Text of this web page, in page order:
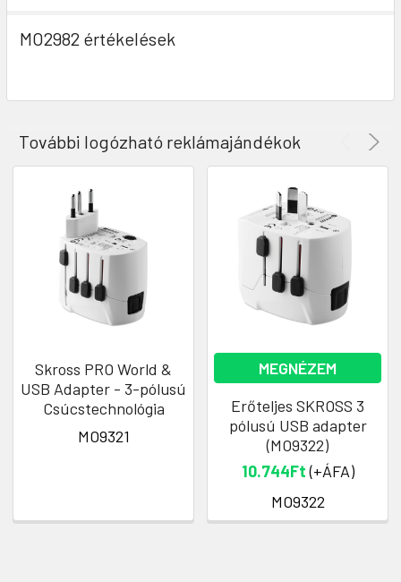
MO2982 értékelések
További logózható reklámajándékok
Skross PRO World &
USB Adapter - 3-pólusú
Csúcstechnológia
MO9321
MEGNÉZEM
Erőteljes SKROSS 3
pólusú USB adapter
(MO9322)
10.744Ft(+ÁFA)
MO9322